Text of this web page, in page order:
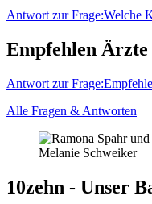
Antwort zur Frage:Welche
Empfehlen
Antwort zur
Alle Fragen & Antworten
Melanie Schweiker
10zehn - Unser